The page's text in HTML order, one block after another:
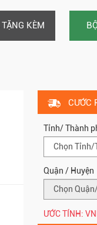
TẶNG KÈM
CƯỚC
Tỉnh/ Thành
Quận / Huyện
ƯỚC TÍNH: